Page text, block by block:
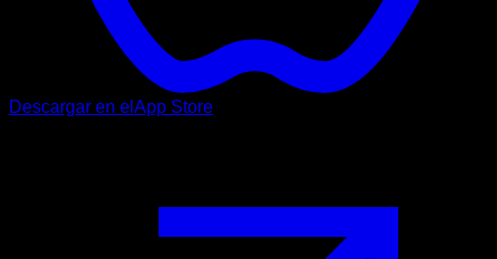
Descargar en el App Store